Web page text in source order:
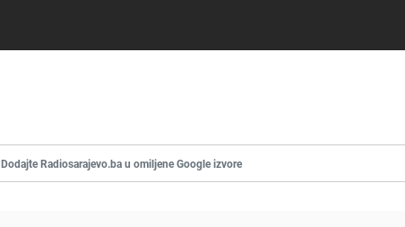
Dodajte Radiosarajevo.ba u omiljene Google izvore